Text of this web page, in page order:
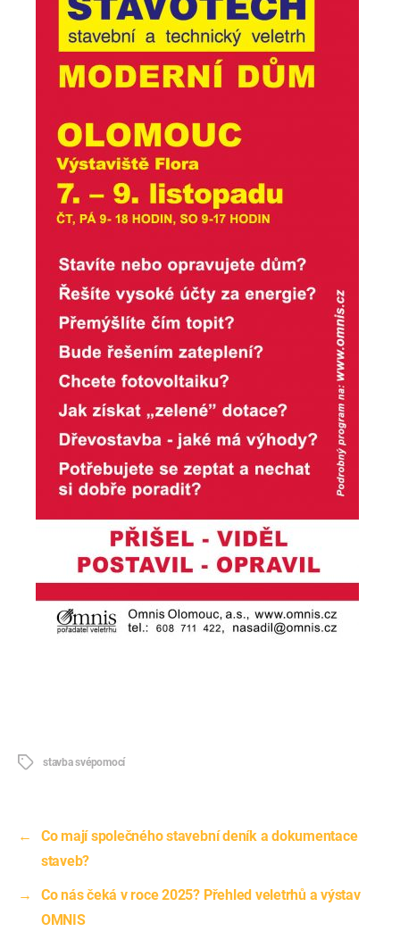
Štítky stavba svépomocí
←
Co mají společného stavební deník a dokumentace
staveb?
→
Co nás čeká v roce 2025? Přehled veletrhů a výstav
OMNIS